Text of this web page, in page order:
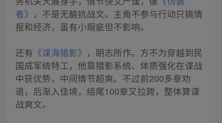
者》 ，不是无脑抗战文。主角不参与行动只搞情
报和经济，虽有小瑕疵但不影响。
还有 《谍海猎影》 ，眀志所作。方不为穿越到民
国成军统特工，他靠猎影系统、体质强化在谍战
中获优势，中间情节超爽。不过前200多章劝
退，后渐入佳境，结尾100章又拉跨，整体算谍
战爽文。